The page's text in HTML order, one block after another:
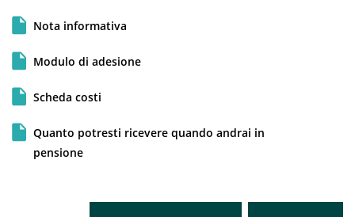
Nota informativa
Modulo di adesione
Scheda costi
Quanto potresti ricevere quando andrai in
pensione